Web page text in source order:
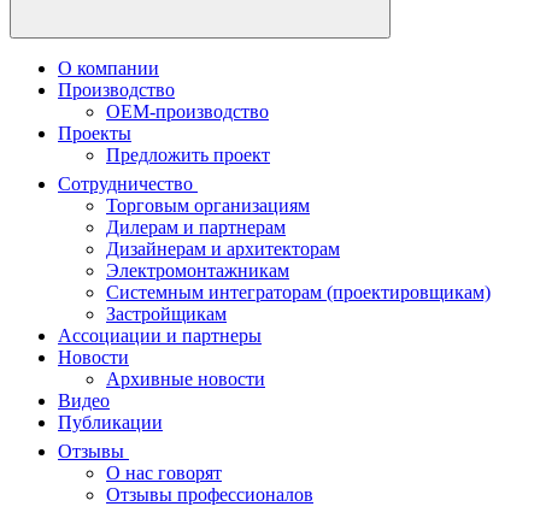
О компании
Производство
OEM-производство
Проекты
Предложить проект
Сотрудничество
Торговым организациям
Дилерам и партнерам
Дизайнерам и архитекторам
Электромонтажникам
Системным интеграторам (проектировщикам)
Застройщикам
Ассоциации и партнеры
Новости
Архивные новости
Видео
Публикации
Отзывы
О нас говорят
Отзывы профессионалов